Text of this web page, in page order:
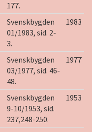
177.
Svenskbygden
01/1983, sid. 2-
3.
1983
Svenskbygden
03/1977, sid. 46-
48.
1977
Svenskbygden
9-10/1953, sid.
237,248-250.
1953